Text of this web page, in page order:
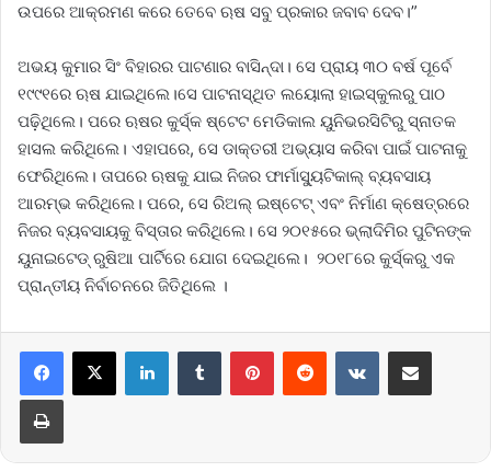
ଉପରେ ଆକ୍ରମଣ କରେ ତେବେ ଋଷ ସବୁ ପ୍ରକାର ଜବାବ ଦେବ।”
ଅଭୟ କୁମାର ସିଂ ବିହାରର ପାଟଣାର ବାସିନ୍ଦା। ସେ ପ୍ରାୟ ୩୦ ବର୍ଷ ପୂର୍ବେ
୧୯୯୧ରେ ଋଷ ଯାଇଥିଲେ।ସେ ପାଟନାସ୍ଥିତ ଲୟୋଲା ହାଇସ୍କୁଲରୁ ପାଠ
ପଢ଼ିଥିଲେ। ପରେ ଋଷର କୁର୍ସ୍କ ଷ୍ଟେଟ ମେଡିକାଲ ୟୁନିଭରସିଟିରୁ ସ୍ନାତକ
ହାସଲ କରିଥିଲେ। ଏହାପରେ, ସେ ଡାକ୍ତରୀ ଅଭ୍ୟାସ କରିବା ପାଇଁ ପାଟନାକୁ
ଫେରିଥିଲେ। ତାପରେ ଋଷକୁ ଯାଇ ନିଜର ଫାର୍ମାସ୍ୟୁଟିକାଲ୍ ବ୍ୟବସାୟ
ଆରମ୍ଭ କରିଥିଲେ। ପରେ, ସେ ରିଅଲ୍ ଇଷ୍ଟେଟ୍ ଏବଂ ନିର୍ମାଣ କ୍ଷେତ୍ରରେ
ନିଜର ବ୍ୟବସାୟକୁ ବିସ୍ତାର କରିଥିଲେ। ସେ ୨୦୧୫ରେ ଭ୍ଲାଦିମିର ପୁଟିନଙ୍କ
ୟୁନାଇଟେଡ୍ ରୁଷିଆ ପାର୍ଟିରେ ଯୋଗ ଦେଇଥିଲେ। ୨୦୧୮ରେ କୁର୍ସ୍କରୁ ଏକ
ପ୍ରାନ୍ତୀୟ ନିର୍ବାଚନରେ ​​ଜିତିଥିଲେ ।